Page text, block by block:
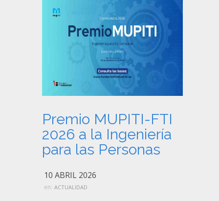
Premio MUPITI-FTI
2026 a la Ingeniería
para las Personas
10 ABRIL 2026
en: ACTUALIDAD